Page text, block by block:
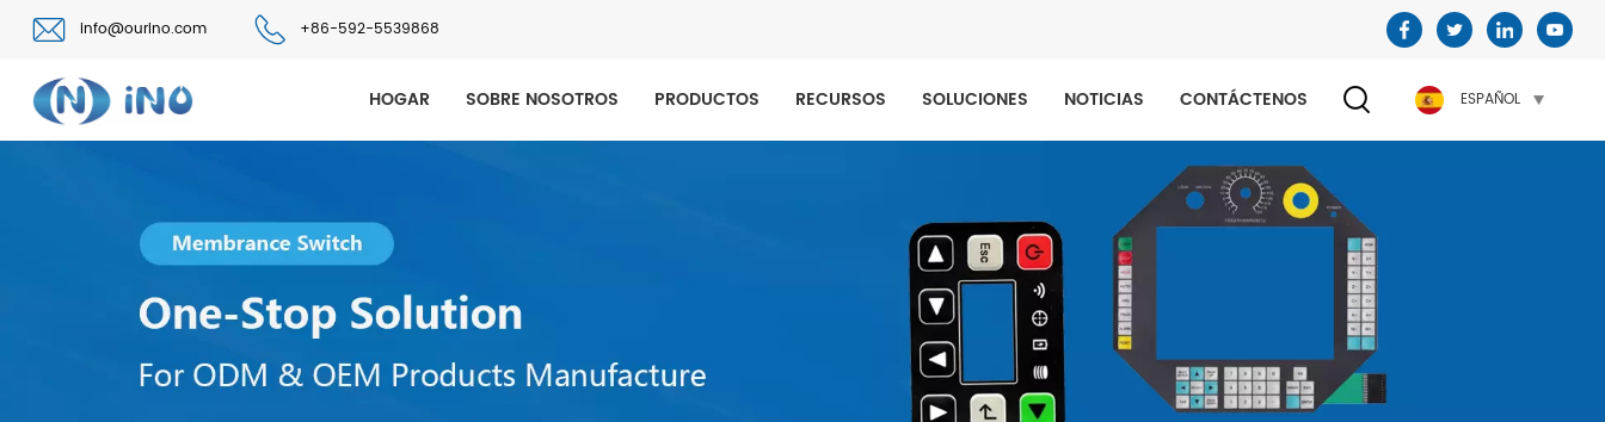
info@ourino.com +86-592-5539868
HOGAR SOBRE NOSOTROS PRODUCTOS RECURSOS SOLUCIONES NOTICIAS CONTÁCTENOS ESPAÑOL